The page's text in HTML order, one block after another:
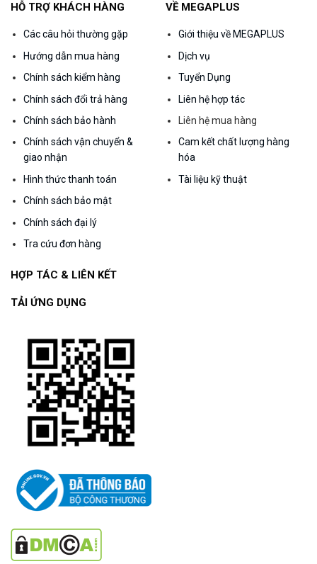
HỖ TRỢ KHÁCH HÀNG
Các câu hỏi thường gặp
Hướng dẫn mua hàng
Chính sách kiểm hàng
Chính sách đổi trả hàng
Chính sách bảo hành
Chính sách vận chuyển &
giao nhận
Hình thức thanh toán
Chính sách bảo mật
Chính sách đại lý
Tra cứu đơn hàng
VỀ MEGAPLUS
Giới thiệu về MEGAPLUS
Dịch vụ
Tuyển Dụng
Liên hệ hợp tác
Liên hệ mua hàng
Cam kết chất lượng hàng
hóa
Tài liệu kỹ thuật
HỢP TÁC & LIÊN KẾT
TẢI ỨNG DỤNG